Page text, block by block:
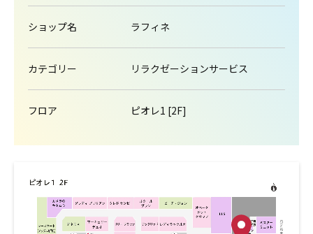
ショップ名 ラフィネ
カテゴリー リラクゼーションサービス
フロア ピオレ1 [2F]